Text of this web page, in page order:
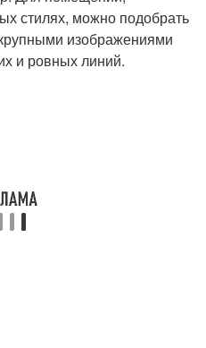
стилях, можно подобрать
изображениями
и ровных линий.